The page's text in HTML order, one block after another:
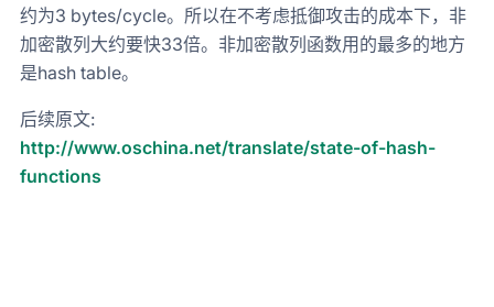
约为3 bytes/cycle。所以在不考虑抵御攻击的成本下，非
加密散列大约要快33倍。非加密散列函数用的最多的地方
是hash table。
后续原文:
http://www.oschina.net/translate/state-of-hash-
functions